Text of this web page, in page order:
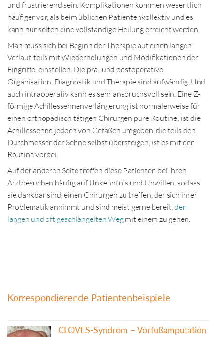
und frustrierend sein. Komplikationen kommen wesentlich
häufiger vor, als beim üblichen Patientenkollektiv und es
kann nur selten eine vollständige Heilung erreicht werden.
Man muss sich bei Beginn der Therapie auf einen langen
Verlauf, teils mit Wiederholungen und Modifikationen der
Eingriffe, einstellen. Die prä- und postoperative
Organisation, Diagnostik und Therapie sind aufwändig. Und
auch intraoperativ kann es sehr anspruchsvoll sein. Eine Z-
förmige Achillessehnenverlängerung ist normalerweise für
einen orthopädisch tätigen Chirurgen pure Routine; ist die
Achillessehne jedoch von Gefäßen umgeben, die teils den
Durchmesser der Sehne selbst übersteigen, ist es mit der
Routine vorbei.
Auf der anderen Seite treffen diese Patienten bei ihren
Arztbesuchen häufig auf Unkenntnis und Unwillen, sodass
sie dankbar sind, einen Chirurgen zu treffen, der sich ihrer
Problematik annimmt und sind meist gerne bereit,den
langen und oft geschlängelten Weg mit einem zu gehen.
Korrespondierende Patientenbeispiele
CLOVES-Syndrom – Vorfußamputation